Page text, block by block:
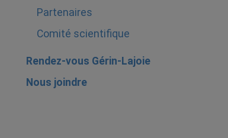
Partenaires
Comité scientifique
Rendez-vous Gérin-Lajoie
Nous joindre